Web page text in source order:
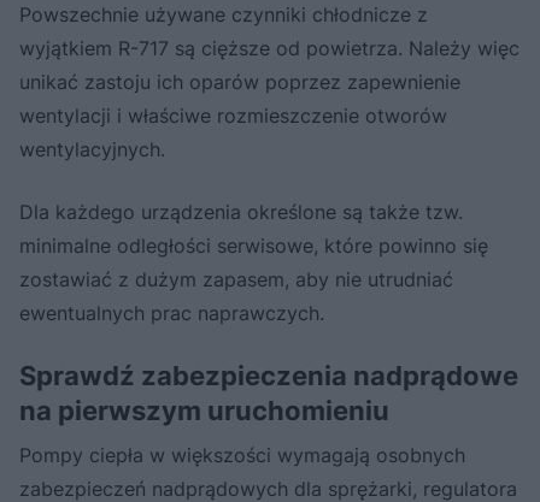
Powszechnie używane czynniki chłodnicze z
wyjątkiem R-717 są cięższe od powietrza. Należy więc
unikać zastoju ich oparów poprzez zapewnienie
wentylacji i właściwe rozmieszczenie otworów
wentylacyjnych.
Dla każdego urządzenia określone są także tzw.
minimalne odległości serwisowe, które powinno się
zostawiać z dużym zapasem, aby nie utrudniać
ewentualnych prac naprawczych.
Sprawdź zabezpieczenia nadprądowe
na pierwszym uruchomieniu
Pompy ciepła w większości wymagają osobnych
zabezpieczeń nadprądowych dla sprężarki, regulatora